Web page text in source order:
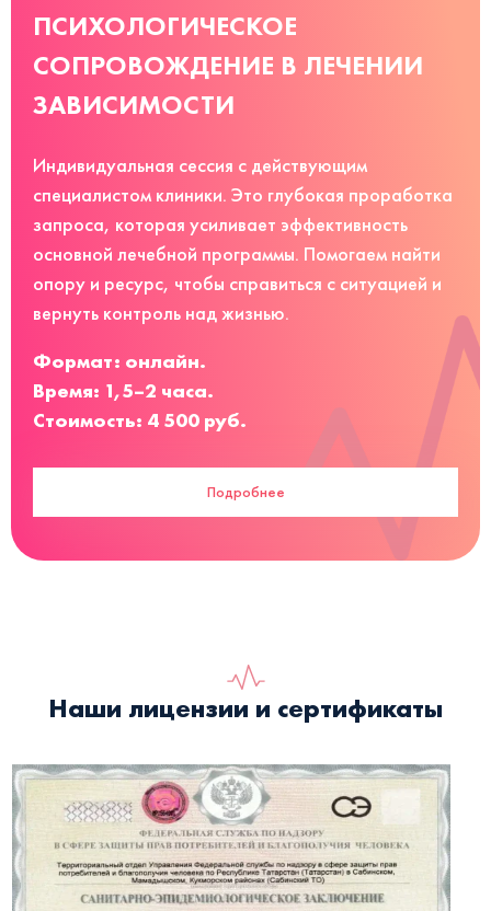
ПСИХОЛОГИЧЕСКОЕ
СОПРОВОЖДЕНИЕ В ЛЕЧЕНИИ
ЗАВИСИМОСТИ
Индивидуальная сессия с действующим
специалистом клиники. Это глубокая проработка
запроса, которая усиливает эффективность
основной лечебной программы. Помогаем найти
опору и ресурс, чтобы справиться с ситуацией и
вернуть контроль над жизнью.
Формат: онлайн.
Время: 1,5–2 часа.
Стоимость: 4 500 руб.
Подробнее
Наши лицензии и сертификаты